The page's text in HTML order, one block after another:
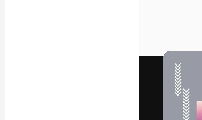
Vídeos
Clips de
Motion
Plantillas de
Iconos
Modelos 3D
Fuentes